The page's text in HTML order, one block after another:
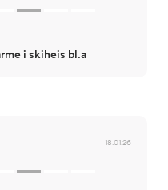
i skiheis bl.a
18.01.26